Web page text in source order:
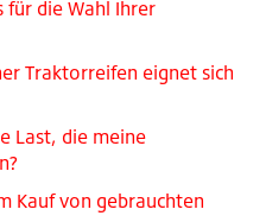
für die Wahl Ihrer
Traktorreifen eignet sich
Last, die meine
Kauf von gebrauchten